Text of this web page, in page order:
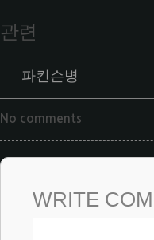
관련
파킨슨병
No comments
WRITE